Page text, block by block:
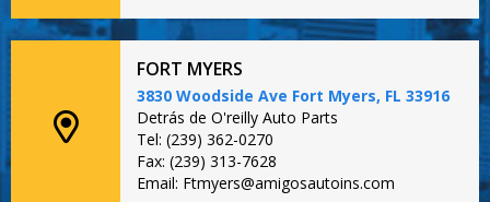
FORT MYERS
3830 Woodside Ave Fort Myers, FL 33916
Detrás de O'reilly Auto Parts
Tel: (239) 362-0270
Fax: (239) 313-7628
Email: Ftmyers@amigosautoins.com